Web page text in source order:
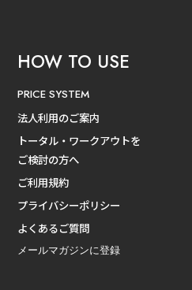
HOW TO USE
PRICE SYSTEM
法人利用のご案内
トータル・ワークアウトを
ご検討の方へ
ご利用規約
プライバシーポリシー
よくあるご質問
メールマガジンに登録